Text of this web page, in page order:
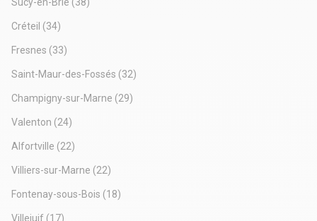
Sucy-en-Brie (38)
Créteil (34)
Fresnes (33)
Saint-Maur-des-Fossés (32)
Champigny-sur-Marne (29)
Valenton (24)
Alfortville (22)
Villiers-sur-Marne (22)
Fontenay-sous-Bois (18)
Villejuif (17)